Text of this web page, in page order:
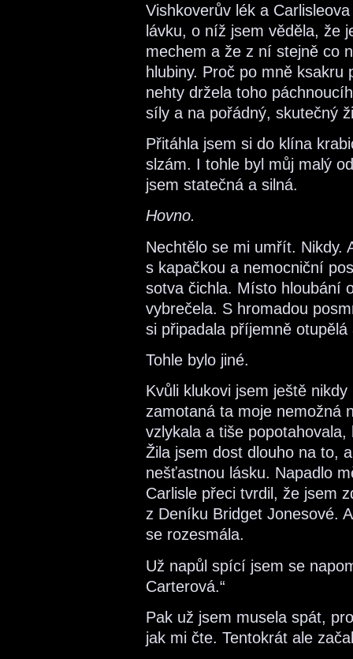
Vishkoverův lék a
lávku, o níž jsem věděla, že
mechem a že z ní stejně co
hlubiny. Proč po mně
nehty držela toho
síly a na pořádný, skutečný
Přitáhla jsem si do klína
slzám. I tohle byl můj malý
jsem statečná a silná.
Hovno.
Nechtělo se mi umřít. Nikdy.
s kapačkou a nemocniční
sotva čichla. Místo hloubání
vybrečela. S hromadou
si připadala příjemně
Tohle bylo jiné.
Kvůli klukovi jsem ještě
zamotaná ta moje nemožná
vzlykala a tiše
Žila jsem dost dlouho na to,
nešťastnou lásku. Napadlo
Carlisle přeci tvrdil, že jsem
z Deníku Bridget Jonesové.
se rozesmála.
Už napůl spící jsem se
Carterová.“
Pak už jsem musela spát,
jak mi čte. Tentokrát ale